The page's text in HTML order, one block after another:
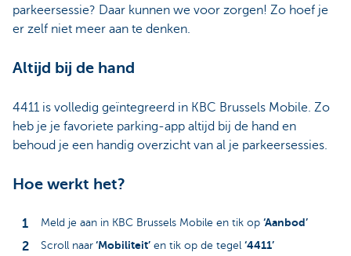
parkeersessie? Daar kunnen we voor zorgen! Zo hoef je
er zelf niet meer aan te denken.
Altijd bij de hand
4411 is volledig geïntegreerd in KBC Brussels Mobile. Zo
heb je je favoriete parking-app altijd bij de hand en
behoud je een handig overzicht van al je parkeersessies.
Hoe werkt het?
Meld je aan in KBC Brussels Mobile en tik op ‘Aanbod’
Scroll naar ‘Mobiliteit’ en tik op de tegel ‘4411’